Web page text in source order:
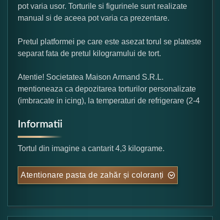
pot varia usor. Torturile si figurinele sunt realizate
manual si de aceea pot varia ca prezentare.
Pretul platformei pe care este asezat torul se plateste
separat fata de pretul kilogramului de tort.
Atentie! Societatea Maison Armand S.R.L.
mentioneaza ca depozitarea torturilor personalizate
(imbracate in icing), la temperaturi de refrigerare (2-4
Informatii
Tortul din imagine a cantarit 4,3 kilograme.
Atentionare pasta de zahăr și coloranți